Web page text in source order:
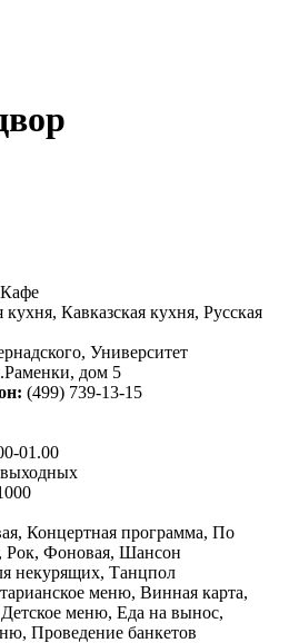
кухня, Кавказская кухня, Русская
Университет
дом 5
(499) 739-13-15
01.00
выходных
Концертная программа, По
Рок, Фоновая, Шансон
некурящих, Танцпол
меню, Винная карта,
меню, Еда на вынос,
Проведение банкетов